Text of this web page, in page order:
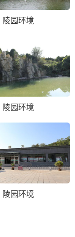
陵园环境
陵园环境
陵园环境